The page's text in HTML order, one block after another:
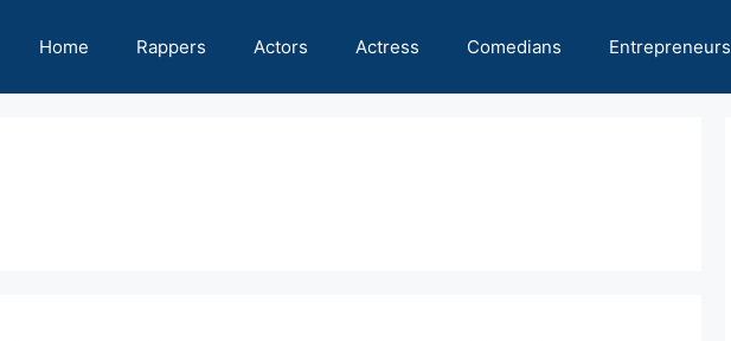
Home Rappers Actors Actress Comedians Entrepreneurs